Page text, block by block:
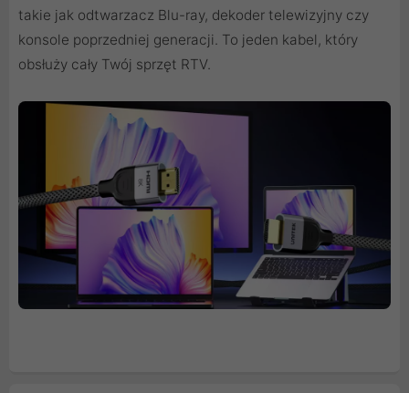
takie jak odtwarzacz Blu-ray, dekoder telewizyjny czy
konsole poprzedniej generacji. To jeden kabel, który
obsłuży cały Twój sprzęt RTV.